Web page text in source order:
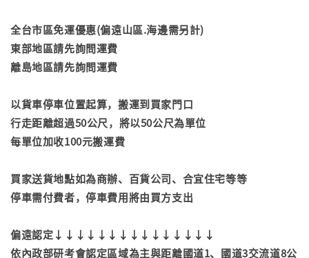
全台市區免運優惠(偏遠山區.海邊需另計)
東部地區請先詢問運費
離島地區請先詢問運費
以貨車停車位置起算，搬運到買家門口
行走距離超過50公尺，將以50公尺為單位
每單位加收100元搬運費
買家送貨地點如為商辦、百貨公司、合宜住宅等等
停車需付費者，停車費用將由買方支出
偏遠認定↓↓↓↓↓↓↓↓↓↓↓↓↓↓↓
依內政部研考會認定區域為主與距離國道1、國道3交流道8公